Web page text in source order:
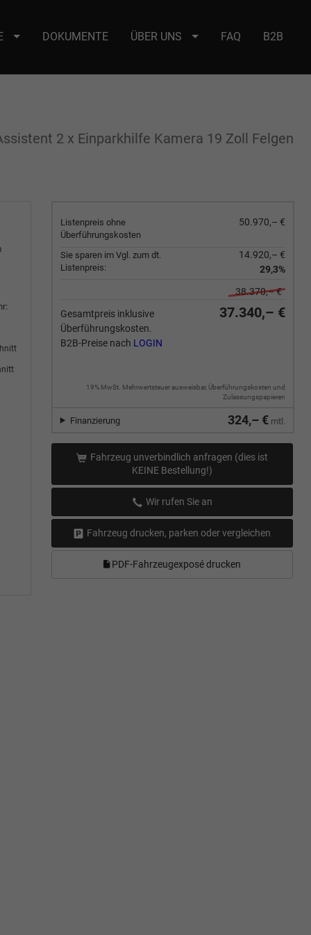
DOKUMENTE ÜBER UNS FAQ B2B
2 x Einparkhilfe Kamera 19 Zoll Felgen
Listenpreis ohne
Überführungskosten
50.970,– €
Sie sparen im Vgl. zum dt.
Listenpreis:
14.920,– €
29,3%
38.370,– €
Gesamtpreis inklusive
Überführungskosten.
B2B-Preise nach LOGIN
37.340,– €
19% MwSt. Mehrwertsteuer ausweisbar, Überführungskosten und
Zulassungspapieren
324,– € mtl.
Finanzierung
Fahrzeug unverbindlich anfragen (dies ist
KEINE Bestellung!)
Wir rufen Sie an
Fahrzeug drucken, parken oder vergleichen
PDF-Fahrzeugexposé drucken